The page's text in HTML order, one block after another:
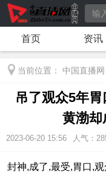
首页 资讯
当前位置： 中国直播网
吊了观众5年胃
黄渤却
2023-06-20 15:56 人气：
封神,成了,最受,胃口,观